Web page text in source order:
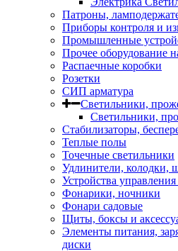
Патроны,
Приборы контроля и
Промышленные
Прочее оборудование
Распаечные коробки
Розетки
СИП арматура
Светильники,
Светильники,
Стабилизаторы,
Теплые полы
Точечные светильники
Удлинители, колодки,
Устройства
Фонарики, ночники
Фонари садовые
Щиты, боксы и
Элементы питания,
диски